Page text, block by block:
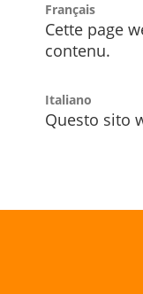
Français
Cette page
contenu.
Italiano
Questo sito